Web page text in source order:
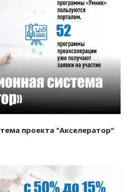
проект
проекта "Акселератор"